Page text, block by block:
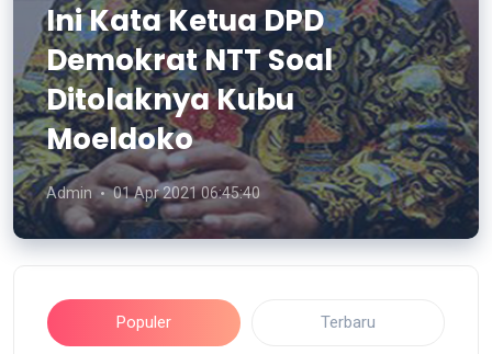
Ini Kata Ketua DPD
Demokrat NTT Soal
Ditolaknya Kubu
Moeldoko
Admin 01 Apr 2021 06:45:40
Populer Terbaru